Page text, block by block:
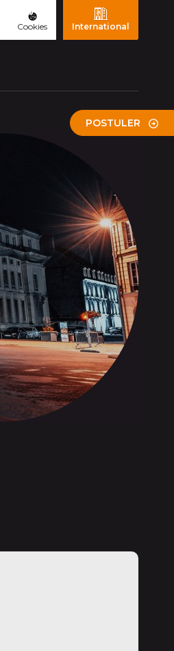
Cookies International
POSTULER